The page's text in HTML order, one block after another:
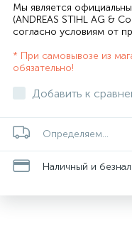
Мы является
(ANDREAS STIHL AG &
согласно условиям от
* При самовывозе из
обязательно!
Добавить к
Определяем...
Наличный и